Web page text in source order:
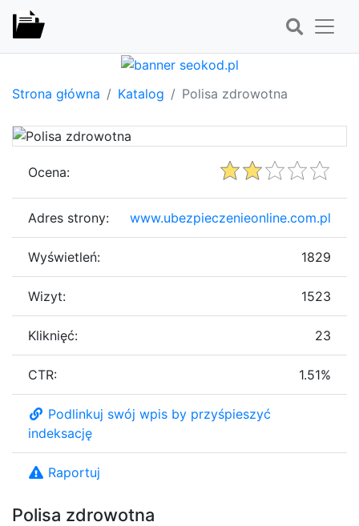
Strona główna Katalog Polisa zdrowotna
Polisa zdrowotna
Ocena:
Adres strony: www.ubezpieczenieonline.com.pl
Wyświetleń: 1829
Wizyt: 1523
Kliknięć: 23
CTR: 1.51%
Podlinkuj swój wpis by przyśpieszyć
indeksację
Raportuj